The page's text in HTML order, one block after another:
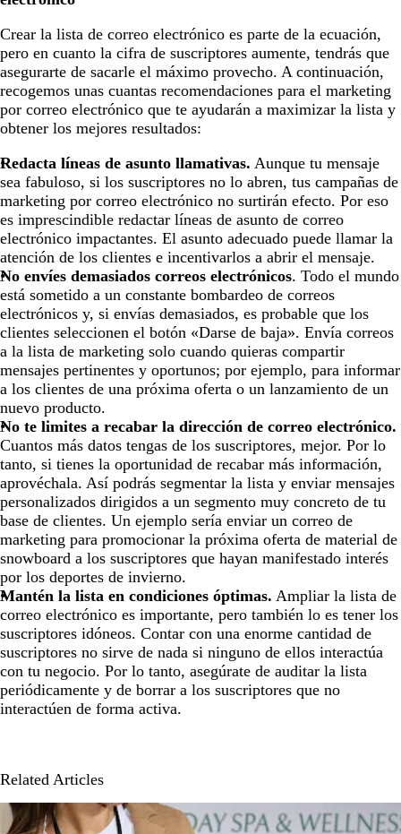
Crear la lista de correo electrónico es parte de la ecuación,
pero en cuanto la cifra de suscriptores aumente, tendrás que
asegurarte de sacarle el máximo provecho. A continuación,
recogemos unas cuantas recomendaciones para el marketing
por correo electrónico que te ayudarán a maximizar la lista y
obtener los mejores resultados:
Redacta líneas de asunto llamativas. Aunque tu mensaje
sea fabuloso, si los suscriptores no lo abren, tus campañas de
marketing por correo electrónico no surtirán efecto. Por eso
es imprescindible redactar líneas de asunto de correo
electrónico impactantes. El asunto adecuado puede llamar la
atención de los clientes e incentivarlos a abrir el mensaje.
No envíes demasiados correos electrónicos. Todo el mundo
está sometido a un constante bombardeo de correos
electrónicos y, si envías demasiados, es probable que los
clientes seleccionen el botón «Darse de baja». Envía correos
a la lista de marketing solo cuando quieras compartir
mensajes pertinentes y oportunos; por ejemplo, para informar
a los clientes de una próxima oferta o un lanzamiento de un
nuevo producto.
No te limites a recabar la dirección de correo electrónico.
Cuantos más datos tengas de los suscriptores, mejor. Por lo
tanto, si tienes la oportunidad de recabar más información,
aprovéchala. Así podrás segmentar la lista y enviar mensajes
personalizados dirigidos a un segmento muy concreto de tu
base de clientes. Un ejemplo sería enviar un correo de
marketing para promocionar la próxima oferta de material de
snowboard a los suscriptores que hayan manifestado interés
por los deportes de invierno.
Mantén la lista en condiciones óptimas. Ampliar la lista de
correo electrónico es importante, pero también lo es tener los
suscriptores idóneos. Contar con una enorme cantidad de
suscriptores no sirve de nada si ninguno de ellos interactúa
con tu negocio. Por lo tanto, asegúrate de auditar la lista
periódicamente y de borrar a los suscriptores que no
interactúen de forma activa.
Related Articles